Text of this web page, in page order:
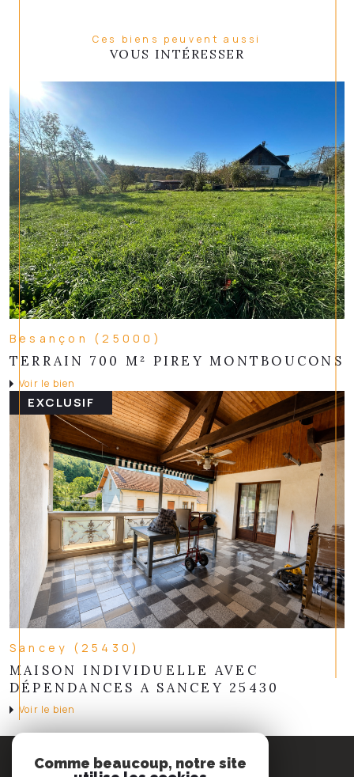
Ces biens peuvent aussi
VOUS INTÉRESSER
Besançon (25000)
TERRAIN 700 M² PIREY MONTBOUCONS
Voir le bien
EXCLUSIF
Sancey (25430)
MAISON INDIVIDUELLE AVEC
DÉPENDANCES A SANCEY 25430
Voir le bien
PROPRIÉTAIRE
Comme beaucoup, notre site